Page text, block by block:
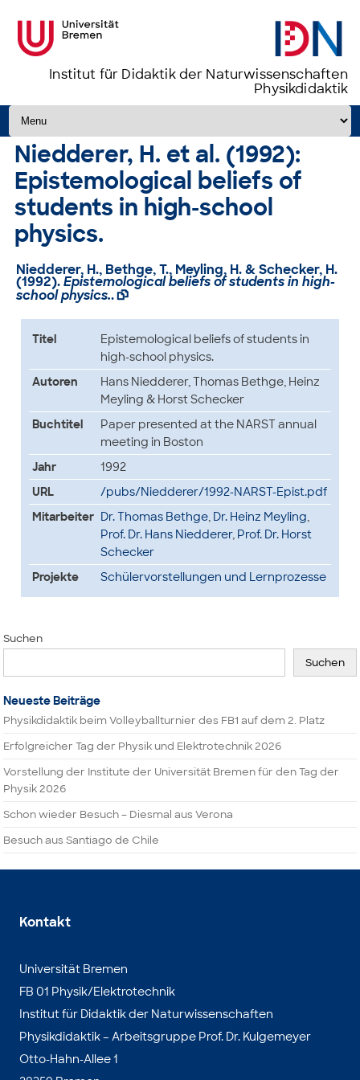
Institut für Didaktik der Naturwissenschaften
Physikdidaktik
Zum Inhalt springen
Niedderer, H. et al. (1992):
Epistemological beliefs of
students in high-school
physics.
Niedderer, H., Bethge, T., Meyling, H. & Schecker, H.
(1992).Epistemological beliefs of students in high-
school physics.. 
Titel
Epistemological beliefs of students in
high-school physics.
Autoren
Hans Niedderer, Thomas Bethge, Heinz
Meyling & Horst Schecker
Buchtitel
Paper presented at the NARST annual
meeting in Boston
Jahr
1992
URL
/pubs/Niedderer/1992-NARST-Epist.pdf
Mitarbeiter Dr. Thomas Bethge, Dr. Heinz Meyling,
Prof. Dr. Hans Niedderer, Prof. Dr. Horst
Schecker
Projekte
Schülervorstellungen und Lernprozesse
Suchen
Suchen
Neueste Beiträge
Physikdidaktik beim Volleyballturnier des FB1 auf dem 2. Platz
Erfolgreicher Tag der Physik und Elektrotechnik 2026
Vorstellung der Institute der Universität Bremen für den Tag der
Physik 2026
Schon wieder Besuch – Diesmal aus Verona
Besuch aus Santiago de Chile
Kontakt
Universität Bremen
FB 01 Physik/Elektrotechnik
Institut für Didaktik der Naturwissenschaften
Physikdidaktik – Arbeitsgruppe Prof. Dr. Kulgemeyer
Otto-Hahn-Allee 1